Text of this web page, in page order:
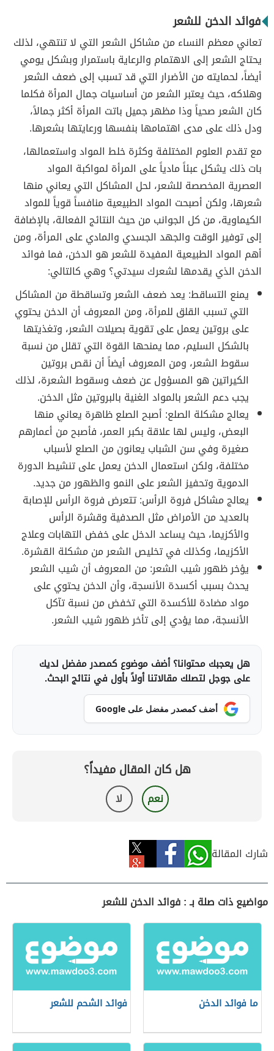
فوائد الدخن للشعر
تعاني معظم النساء من مشاكل الشعر التي لا تنتهي، لذلك
يحتاج الشعر إلى الاهتمام والرعاية باستمرار وبشكل يومي
أيضاً، لحمايته من الأضرار التي قد تسبب إلى ضعف الشعر
وهلاكه، حيث يعتبر الشعر من أساسيات جمال المرأة فكلما
كان الشعر صحياً وذا مظهر جميل باتت المرأة أكثر جمالاً،
ودل ذلك على مدى اهتمامها بنفسها ورعايتها بشعرها.
مع تقدم العلوم المختلفة وكثرة خلط المواد واستعمالها،
بات ذلك يشكل عبئاً مادياً على المرأة لمواكبة المواد
العصرية المخصصة للشعر، لحل المشاكل التي يعاني منها
شعرها، ولكن أصبحت المواد الطبيعية منافساً قوياً للمواد
الكيماوية، من كل الجوانب من حيث النتائج الفعالة، بالإضافة
إلى توفير الوقت والجهد الجسدي والمادي على المرأة، ومن
أهم المواد الطبيعية المفيدة للشعر هو الدخن، فما فوائد
الدخن الذي يقدمها لشعرك سيدتي؟ وهي كالتالي:
يمنع التساقط: يعد ضعف الشعر وتساقطة من المشاكل
التي تسبب القلق للمرأة، ومن المعروف أن الدخن يحتوي
على بروتين يعمل على تقوية بصيلات الشعر، وتغذيتها
بالشكل السليم، مما يمنحها القوة التي تقلل من نسبة
سقوط الشعر، ومن المعروف أيضاً أن نقص بروتين
الكيراتين هو المسؤول عن ضعف وسقوط الشعرة، لذلك
يجب دعم الشعر بالمواد الغنية بالبروتين مثل الدخن.
يعالج مشكلة الصلع: أصبح الصلع ظاهرة يعاني منها
البعض، وليس لها علاقة بكبر العمر، فأصبح من أعمارهم
صغيرة وفي سن الشباب يعانون من الصلع لأسباب
مختلفة، ولكن استعمال الدخن يعمل على تنشيط الدورة
الدموية وتحفيز الشعر على النمو والظهور من جديد.
يعالج مشاكل فروة الرأس: تتعرض فروة الرأس للإصابة
بالعديد من الأمراض مثل الصدفية وقشرة الرأس
والأكزيما، حيث يساعد الدخل على خفض التهابات وعلاج
الأكزيما، وكذلك في تخليص الشعر من مشكلة القشرة.
يؤخر ظهور شيب الشعر: من المعروف أن شيب الشعر
يحدث بسبب أكسدة الأنسجة، وأن الدخن يحتوي على
مواد مضادة للأكسدة التي تخفض من نسبة تآكل
الأنسجة، مما يؤدي إلى تأخر ظهور شيب الشعر.
هل يعجبك محتوانا؟ أضف موضوع كمصدر مفضل لديك
على جوجل لتصلك مقالاتنا أولاً بأول في نتائج البحث.
أضف كمصدر مفضل على Google
هل كان المقال مفيداً؟
نعم لا
شارك المقالة
مواضيع ذات صلة بـ : فوائد الدخن للشعر
ما فوائد الدخن فوائد الشحم للشعر